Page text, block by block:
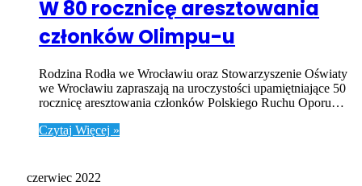
W 80 rocznicę aresztowania
członków Olimpu-u
Rodzina Rodła we Wrocławiu oraz Stowarzyszenie Oświaty
we Wrocławiu zapraszają na uroczystości upamiętniające 50
rocznicę aresztowania członków Polskiego Ruchu Oporu…
Czytaj Więcej »
czerwiec 2022